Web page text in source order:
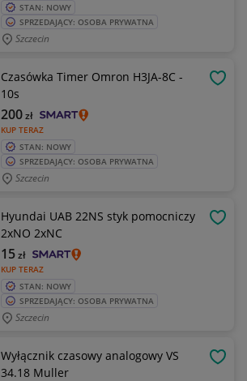
STAN: NOWY
SPRZEDAJĄCY: OSOBA PRYWATNA
Szczecin
Czasówka Timer Omron H3JA-8C -
10s
KUP TERAZ
200zł
STAN: NOWY
SPRZEDAJĄCY: OSOBA PRYWATNA
Szczecin
Hyundai UAB 22NS styk pomocniczy
2xNO 2xNC
KUP TERAZ
15zł
STAN: NOWY
SPRZEDAJĄCY: OSOBA PRYWATNA
Szczecin
Wyłącznik czasowy analogowy VS
34.18 Muller